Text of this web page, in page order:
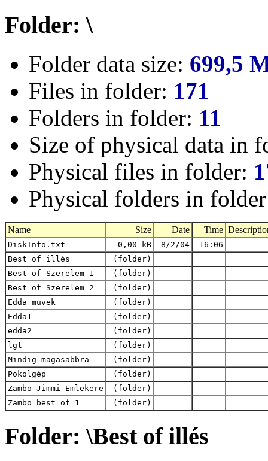
Folder: \
Folder data size: 699,5
Files in folder: 171
Folders in folder: 11
Size of physical data in
Physical files in folder:
Physical folders in
Name Size Date Time
DiskInfo.txt 0,00 kB 8/2/04
16:06
Best of illés
(folder)
Best of Szerelem 1
(folder)
Best of Szerelem 2
(folder)
Edda muvek
(folder)
Edda1
(folder)
edda2
(folder)
lgt
(folder)
Mindig magasabbra
(folder)
Pokolgép
(folder)
Zambo Jimmi Emlekere
(folder)
Zambo_best_of_1
(folder)
Folder: \Best of illés